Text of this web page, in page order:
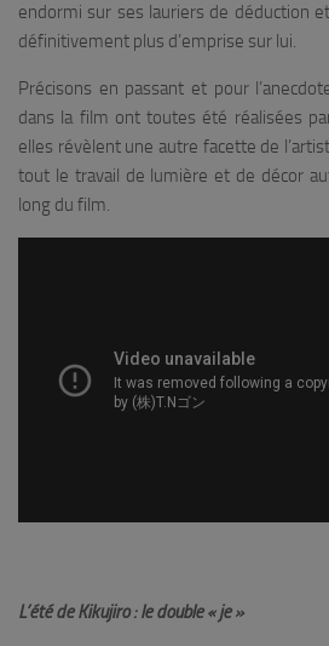
endormi sur ses lauriers de déduction
définitivement plus d’emprise sur lui.
Précisons en passant et pour
dans la film ont toutes été réalisées
elles révèlent une autre facette de
tout le travail de lumière et de décor
long du film.
L’été de Kikujiro : le double « je »